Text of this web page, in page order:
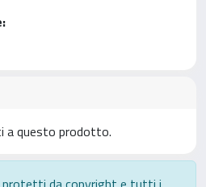
a questo prodotto.